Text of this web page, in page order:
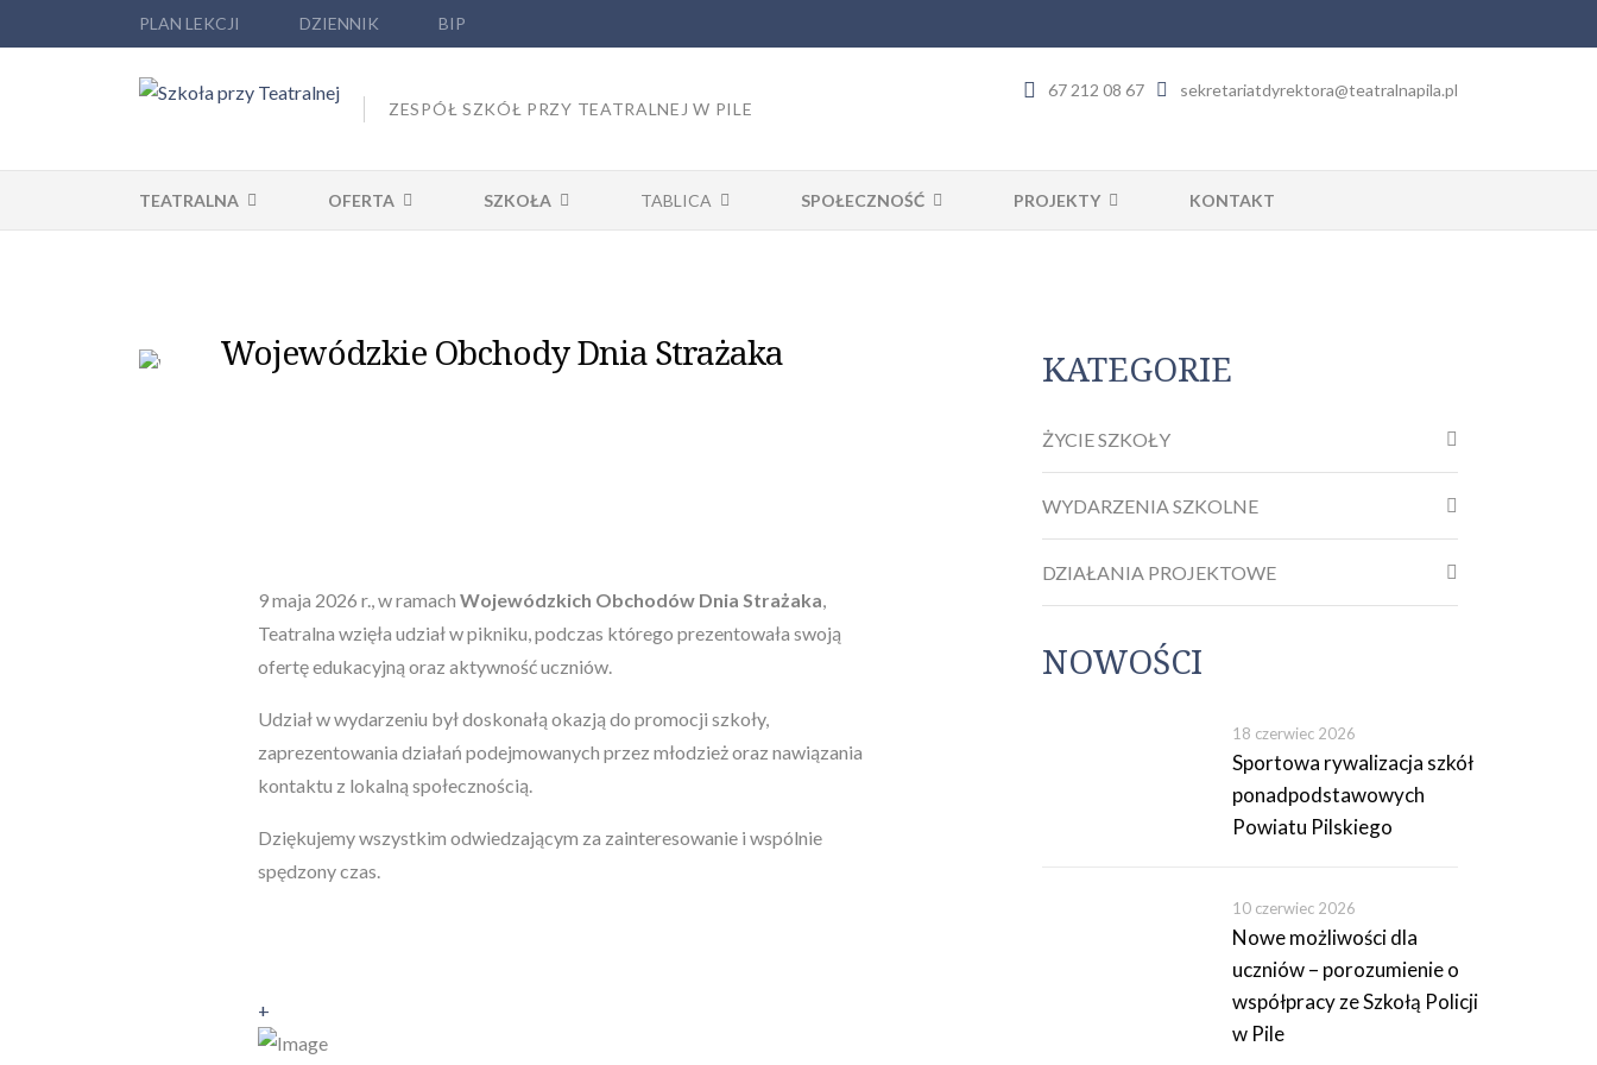
PLAN LEKCJI DZIENNIK BIP
ZESPÓŁ SZKÓŁ PRZY TEATRALNEJ W PILE
67 212 08 67 sekretariatdyrektora@teatralnapila.pl
TEATRALNA OFERTA SZKOŁA TABLICA SPOŁECZNOŚĆ PROJEKTY KONTAKT
Wojewódzkie Obchody Dnia Strażaka
9 maja 2026 r., w ramach Wojewódzkich Obchodów Dnia Strażaka,
Teatralna wzięła udział w pikniku, podczas którego prezentowała swoją
ofertę edukacyjną oraz aktywność uczniów.
Udział w wydarzeniu był doskonałą okazją do promocji szkoły,
zaprezentowania działań podejmowanych przez młodzież oraz nawiązania
kontaktu z lokalną społecznością.
Dziękujemy wszystkim odwiedzającym za zainteresowanie i wspólnie
spędzony czas.
+
KATEGORIE
ŻYCIE SZKOŁY
WYDARZENIA SZKOLNE
DZIAŁANIA PROJEKTOWE
NOWOŚCI
18 czerwiec 2026
Sportowa rywalizacja szkół
ponadpodstawowych
Powiatu Pilskiego
10 czerwiec 2026
Nowe możliwości dla
uczniów – porozumienie o
współpracy ze Szkołą Policji
w Pile